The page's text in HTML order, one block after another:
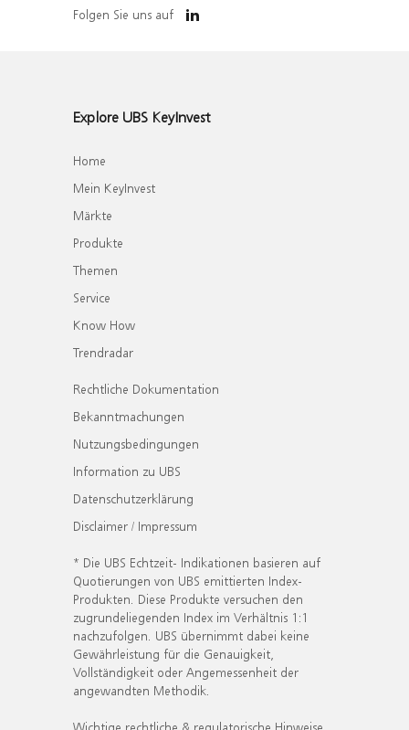
Folgen Sie uns auf
Explore UBS KeyInvest
Home
Mein KeyInvest
Märkte
Produkte
Themen
Service
Know How
Trendradar
Rechtliche Dokumentation
Bekanntmachungen
Nutzungsbedingungen
Information zu UBS
Datenschutzerklärung
Disclaimer / Impressum
* Die UBS Echtzeit- Indikationen basieren auf
Quotierungen von UBS emittierten Index-
Produkten. Diese Produkte versuchen den
zugrundeliegenden Index im Verhältnis 1:1
nachzufolgen. UBS übernimmt dabei keine
Gewährleistung für die Genauigkeit,
Vollständigkeit oder Angemessenheit der
angewandten Methodik.